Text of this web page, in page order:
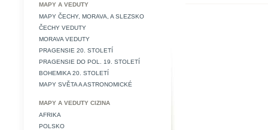
MAPY A VEDUTY
MAPY ČECHY, MORAVA, A SLEZSKO
ČECHY VEDUTY
MORAVA VEDUTY
PRAGENSIE 20. STOLETÍ
PRAGENSIE DO POL. 19. STOLETÍ
BOHEMIKA 20. STOLETÍ
MAPY SVĚTA A ASTRONOMICKÉ
MAPY A VEDUTY CIZINA
AFRIKA
POLSKO